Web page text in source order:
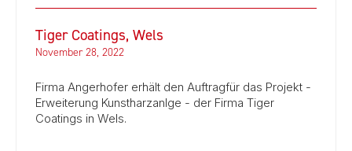
Tiger Coatings, Wels
November 28, 2022
Firma Angerhofer erhält den Auftragfür das Projekt -
Erweiterung Kunstharzanlge - der Firma Tiger
Coatings in Wels.